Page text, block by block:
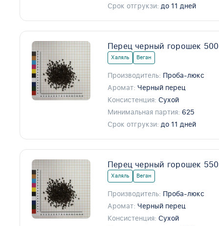
Срок отгрукзи: до 11 дней
Перец черный горошек
Халяль Веган
Производитель: Проба-люкс
Аромат: Черный перец
Консистенция: Сухой
Минимальная партия: 625
Срок отгрукзи: до 11 дней
Перец черный горошек
Халяль Веган
Производитель: Проба-люкс
Аромат: Черный перец
Консистенция: Сухой